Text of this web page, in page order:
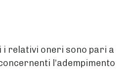
i relativi oneri sono pari a
l’adempimento